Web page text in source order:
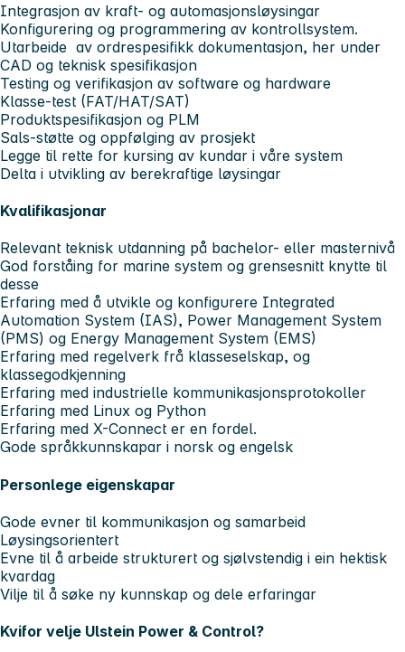
Integrasjon av kraft- og automasjonsløysingar
Konfigurering og programmering av kontrollsystem.
Utarbeide av ordrespesifikk dokumentasjon, her under
CAD og teknisk spesifikasjon
Testing og verifikasjon av software og hardware
Klasse-test (FAT/HAT/SAT)
Produktspesifikasjon og PLM
Sals-støtte og oppfølging av prosjekt
Legge til rette for kursing av kundar i våre system
Delta i utvikling av berekraftige løysingar
Kvalifikasjonar
Relevant teknisk utdanning på bachelor- eller masternivå
God forståing for marine system og grensesnitt knytte til
desse
Erfaring med å utvikle og konfigurere Integrated
Automation System (IAS), Power Management System
(PMS) og Energy Management System (EMS)
Erfaring med regelverk frå klasseselskap, og
klassegodkjenning
Erfaring med industrielle kommunikasjonsprotokoller
Erfaring med Linux og Python
Erfaring med X-Connect er en fordel.
Gode språkkunnskapar i norsk og engelsk
Personlege eigenskapar
Gode evner til kommunikasjon og samarbeid
Løysingsorientert
Evne til å arbeide strukturert og sjølvstendig i ein hektisk
kvardag
Vilje til å søke ny kunnskap og dele erfaringar
Kvifor velje Ulstein Power & Control?